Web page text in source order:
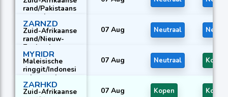
rand/Pakistaans
e roepie
ZARNZD
Zuid-Afrikaanse
rand/Nieuw-
Zeelandse
dollar
07 Aug Neutraal
MYRIDR
Maleisische
ringgit/Indonesi
sche roepia
07 Aug Neutraal Kopen
ZARHKD
Zuid-Afrikaanse
07 Aug Kopen Kopen